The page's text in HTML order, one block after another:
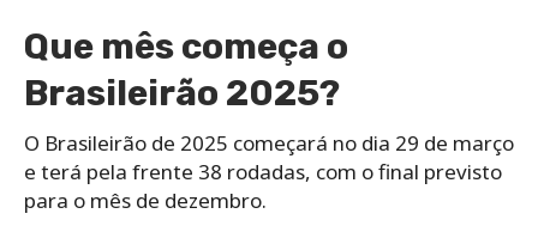
Que mês começa o
Brasileirão 2025?
O Brasileirão de 2025 começará no dia 29 de março
e terá pela frente 38 rodadas, com o final previsto
para o mês de dezembro.